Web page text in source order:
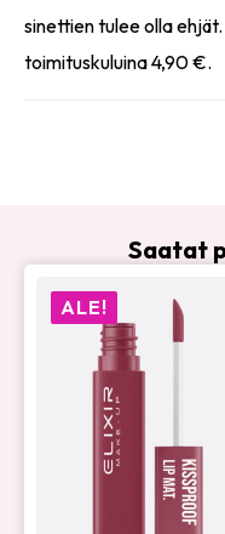
sinettien tulee olla
toimituskuluina 4,90 €.
Saatat
ALE!